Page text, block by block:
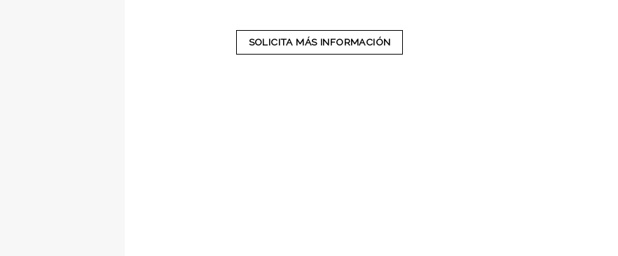
SOLICITA MÁS INFORMACIÓN